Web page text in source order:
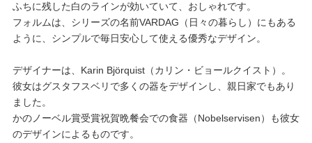
ふちに残した白のラインが効いていて、おしゃれです。
フォルムは、シリーズの名前VARDAG（日々の暮らし）にもある
ように、シンプルで毎日安心して使える優秀なデザイン。
デザイナーは、Karin Björquist（カリン・ビョールクイスト）。
彼女はグスタフスベリで多くの器をデザインし、親日家でもあり
ました。
かのノーベル賞受賞祝賀晩餐会での食器（Nobelservisen）も彼女
のデザインによるものです。